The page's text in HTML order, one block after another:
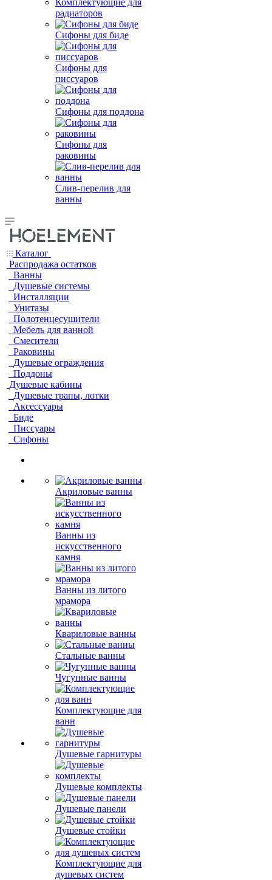
Комплектующие для
радиаторов
Сифоны для биде
Сифоны для
писсуаров
Сифоны для поддона
Сифоны для
раковины
Слив-перелив для
ванны
Каталог
Распродажа остатков
Ванны
Душевые системы
Инсталляции
Унитазы
Полотенцесушители
Мебель для ванной
Смесители
Раковины
Душевые ограждения
Поддоны
Душевые кабины
Душевые трапы, лотки
Аксессуары
Биде
Писсуары
Сифоны
Акриловые ванны
Ванны из
искусственного
камня
Ванны из литого
мрамора
Квариловые ванны
Стальные ванны
Чугунные ванны
Комплектующие для
ванн
Душевые гарнитуры
Душевые комплекты
Душевые панели
Душевые стойки
Комплектующие для
душевых систем